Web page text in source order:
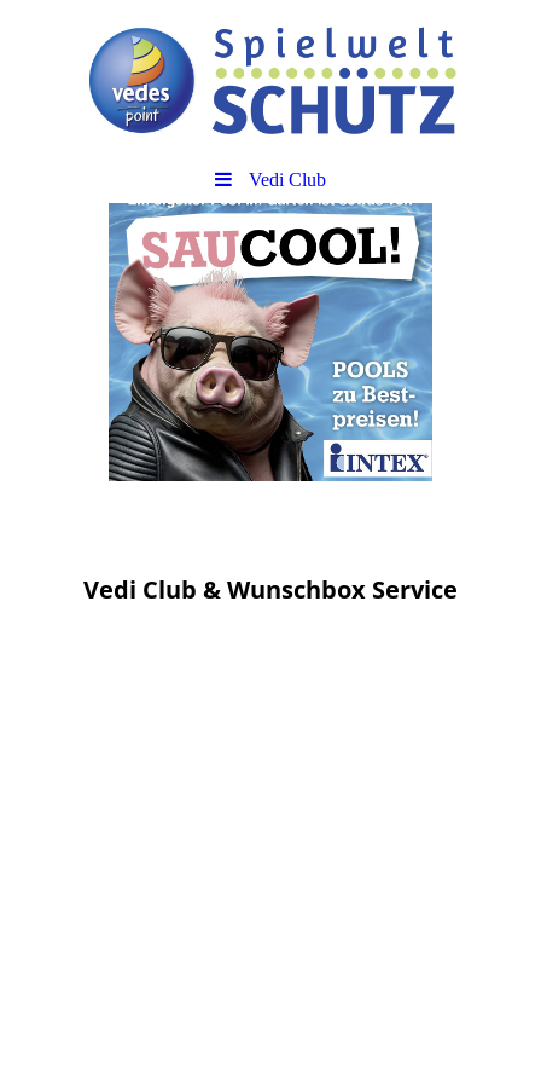
Vedi Club
Vedi Club & Wunschbox Service